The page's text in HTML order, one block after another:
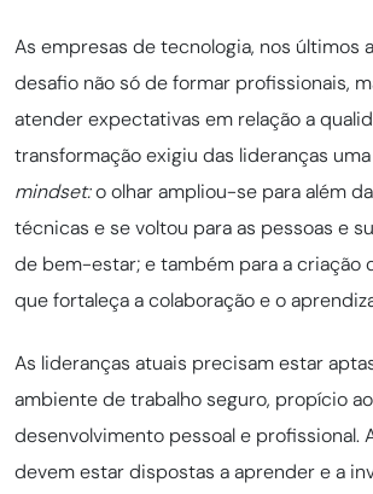
As empresas de tecnologia, nos últimos
desafio não só de formar profissionais,
atender expectativas em relação a
transformação exigiu das lideranças
mindset:o olhar ampliou-se para além
técnicas e se voltou para as pessoas e
de bem-estar; e também para a criação
que fortaleça a colaboração e o
As lideranças atuais precisam estar
ambiente de trabalho seguro, propício ao
desenvolvimento pessoal e profissional.
devem estar dispostas a aprender e a